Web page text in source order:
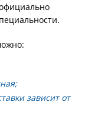
зависит от